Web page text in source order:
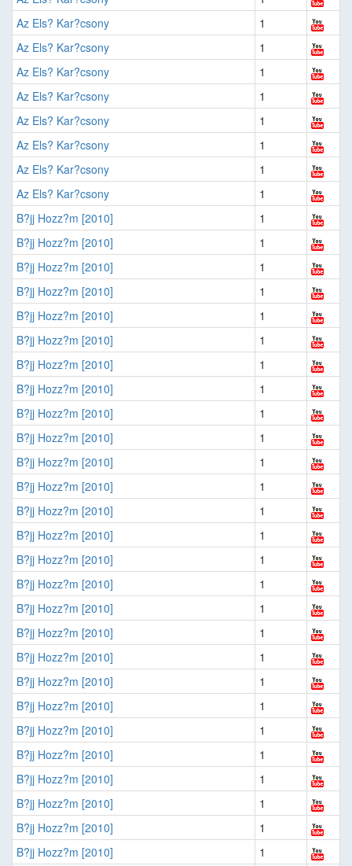
Az Els? Kar?csony
1
Az Els? Kar?csony
1
Az Els? Kar?csony
1
Az Els? Kar?csony
1
Az Els? Kar?csony
1
Az Els? Kar?csony
1
Az Els? Kar?csony
1
Az Els? Kar?csony
1
B?jj Hozz?m [2010]
1
B?jj Hozz?m [2010]
1
B?jj Hozz?m [2010]
1
B?jj Hozz?m [2010]
1
B?jj Hozz?m [2010]
1
B?jj Hozz?m [2010]
1
B?jj Hozz?m [2010]
1
B?jj Hozz?m [2010]
1
B?jj Hozz?m [2010]
1
B?jj Hozz?m [2010]
1
B?jj Hozz?m [2010]
1
B?jj Hozz?m [2010]
1
B?jj Hozz?m [2010]
1
B?jj Hozz?m [2010]
1
B?jj Hozz?m [2010]
1
B?jj Hozz?m [2010]
1
B?jj Hozz?m [2010]
1
B?jj Hozz?m [2010]
1
B?jj Hozz?m [2010]
1
B?jj Hozz?m [2010]
1
B?jj Hozz?m [2010]
1
B?jj Hozz?m [2010]
1
B?jj Hozz?m [2010]
1
B?jj Hozz?m [2010]
1
B?jj Hozz?m [2010]
1
B?jj Hozz?m [2010]
1
B?jj Hozz?m [2010]
1